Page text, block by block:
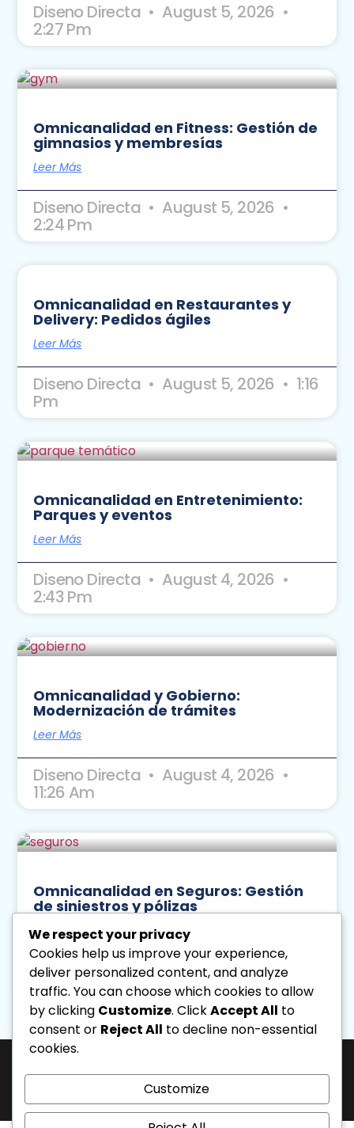
Diseno Directa August 5, 2026
2:27 Pm
Omnicanalidad en Fitness: Gestión de
gimnasios y membresías
Leer Más
Diseno Directa August 5, 2026
2:24 Pm
Omnicanalidad en Restaurantes y
Delivery: Pedidos ágiles
Leer Más
Diseno Directa August 5, 2026 1:16
Pm
Omnicanalidad en Entretenimiento:
Parques y eventos
Leer Más
Diseno Directa August 4, 2026
2:43 Pm
Omnicanalidad y Gobierno:
Modernización de trámites
Leer Más
Diseno Directa August 4, 2026
11:26 Am
Omnicanalidad en Seguros: Gestión
de siniestros y pólizas
Leer Más
Diseno Directa August 3, 2026
3:49 Pm
« Previo
Siguiente »
La Salle Avenue, “Phelps” Building, 4th Floor, Office PL, “Los Caobos”
Development, Caracas, Venezuela. - Phone: 0212.6103399.
All rights reserved.
We respect your privacy
Cookies help us improve your experience,
deliver personalized content, and analyze
traffic. You can choose which cookies to allow
by clicking Customize. ClickAccept All to
consent or Reject All to decline non-essential
cookies.
Customize